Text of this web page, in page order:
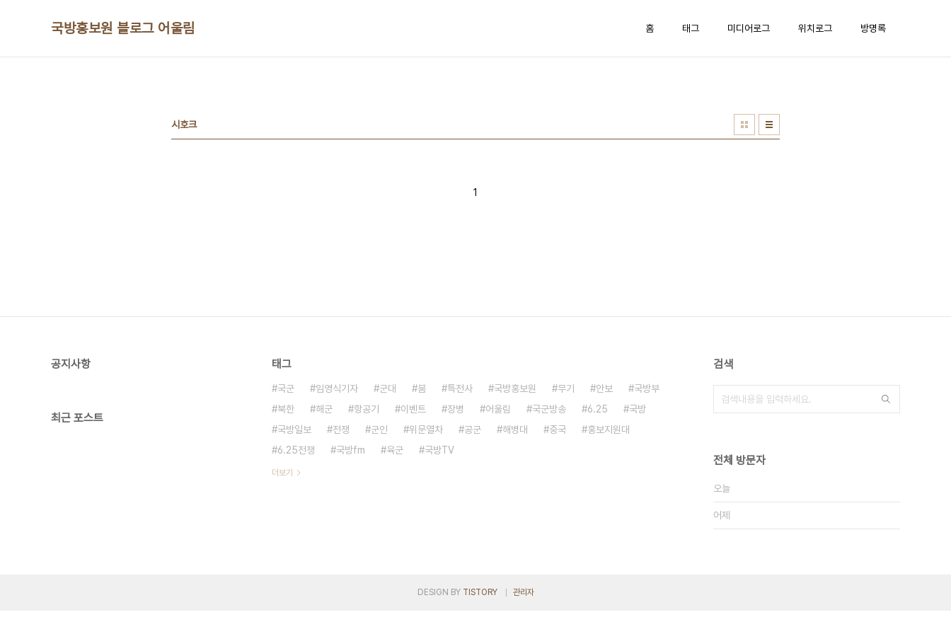
국방홍보원 블로그 어울림 홈 태그 미디어로그 위치로그 방명록
시호크
1
공지사항
최근 포스트
태그
국군 임영식기자 군대 붐 특전사 국방홍보원 무기 안보
국방부
북한
해군 항공기 이벤트 장병 어울림 국군방송 6.25
국방
국방일보
전쟁 군인 위문열차 공군 해병대 중국
홍보지원대
6.25전쟁
국방fm 육군 국방TV
더보기
검색
전체 방문자
오늘
어제
DESIGN BY TISTORY 관리자